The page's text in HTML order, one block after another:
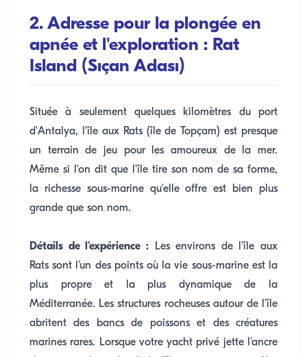
2. Adresse pour la plongée en
apnée et l'exploration : Rat
Island (Sıçan Adası)
Située à seulement quelques kilomètres du port
d'Antalya, l'île aux Rats (île de Topçam) est presque
un terrain de jeu pour les amoureux de la mer.
Même si l'on dit que l'île tire son nom de sa forme,
la richesse sous-marine qu'elle offre est bien plus
grande que son nom.
Détails de l'expérience :Les environs de l'île aux
Rats sont l'un des points où la vie sous-marine est la
plus propre et la plus dynamique de la
Méditerranée. Les structures rocheuses autour de l’île
abritent des bancs de poissons et des créatures
marines rares. Lorsque votre yacht privé jette l'ancre